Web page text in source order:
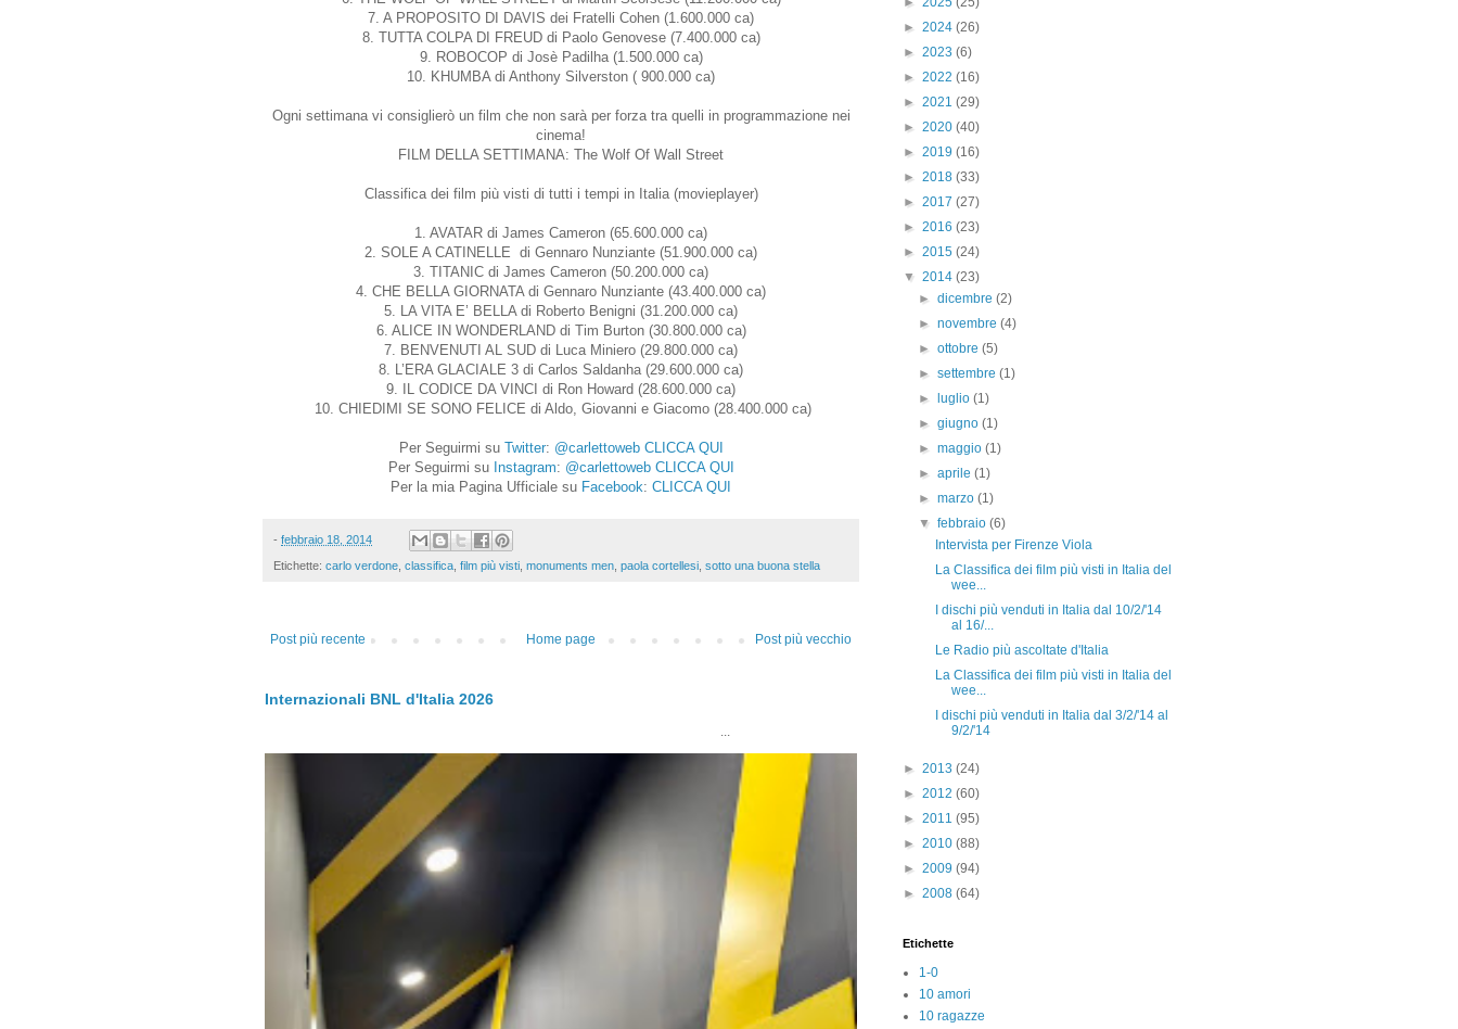
7. A PROPOSITO DI DAVIS dei Fratelli Cohen (1.600.000 ca)
8. TUTTA COLPA DI FREUD di Paolo Genovese (7.400.000 ca)
9. ROBOCOP di Josè Padilha (1.500.000 ca)
10. KHUMBA di Anthony Silverston ( 900.000 ca)
Ogni settimana vi consiglierò un film che non sarà per forza tra quelli in programmazione nei
cinema!
FILM DELLA SETTIMANA: The Wolf Of Wall Street
Classifica dei film più visti di tutti i tempi in Italia (movieplayer)
1. AVATAR di James Cameron (65.600.000 ca)
2. SOLE A CATINELLE di Gennaro Nunziante (51.900.000 ca)
3. TITANIC di James Cameron (50.200.000 ca)
4. CHE BELLA GIORNATA di Gennaro Nunziante (43.400.000 ca)
5. LA VITA E’ BELLA di Roberto Benigni (31.200.000 ca)
6. ALICE IN WONDERLAND di Tim Burton (30.800.000 ca)
7. BENVENUTI AL SUD di Luca Miniero (29.800.000 ca)
8. L’ERA GLACIALE 3 di Carlos Saldanha (29.600.000 ca)
9. IL CODICE DA VINCI di Ron Howard (28.600.000 ca)
10. CHIEDIMI SE SONO FELICE di Aldo, Giovanni e Giacomo (28.400.000 ca)
Per Seguirmi su Twitter: @carlettoweb CLICCA QUI
Per Seguirmi su Instagram: @carlettoweb CLICCA QUI
Per la mia Pagina Ufficiale su Facebook: CLICCA QUI
- febbraio 18, 2014
Etichette: carlo verdone classifica film più visti monuments men paola cortellesi sotto una buona stella
Post più recente Post più vecchio
Home page
Internazionali BNL d'Italia 2026
...
► 2024 (26)
► 2023 (6)
► 2022 (16)
► 2021 (29)
► 2020 (40)
► 2019 (16)
► 2018 (33)
► 2017 (27)
► 2016 (23)
► 2015 (24)
▼ 2014 (23)
►dicembre(2)
►novembre(4)
►ottobre(5)
►settembre(1)
►
luglio(1)
►giugno(1)
►maggio(1)
►aprile(1)
►marzo(1)
▼febbraio(6)
Intervista per Firenze Viola
La Classifica dei film più visti in Italia del
wee...
I dischi più venduti in Italia dal 10/2/'14
al 16/...
Le Radio più ascoltate d'Italia
La Classifica dei film più visti in Italia del
wee...
I dischi più venduti in Italia dal 3/2/'14 al
9/2/'14
► 2013 (24)
► 2012 (60)
► 2011 (95)
► 2010 (88)
► 2009 (94)
► 2008 (64)
Etichette
1-0
10 amori
10 ragazze